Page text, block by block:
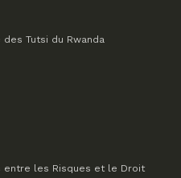
Tutsi du Rwanda
entre les Risques et le Droit